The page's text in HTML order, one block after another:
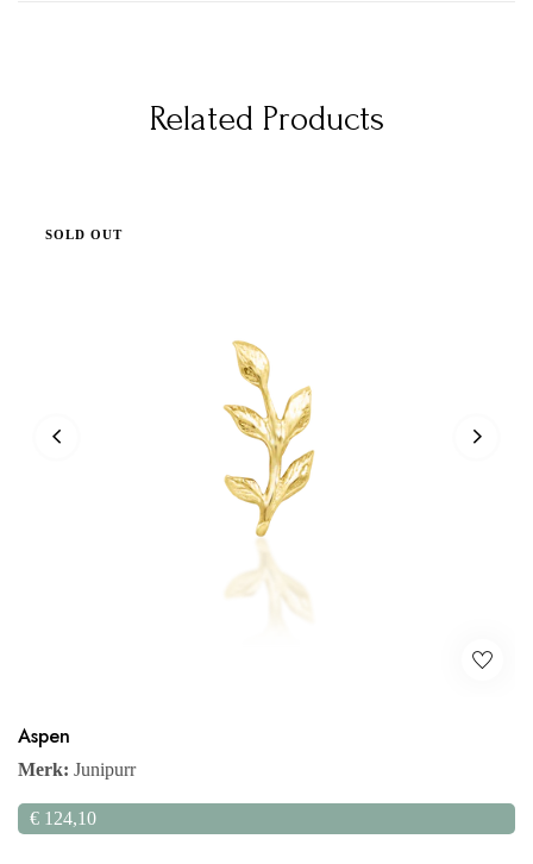
Related Products
SOLD OUT
Aspen
Merk: Junipurr
€ 124,10